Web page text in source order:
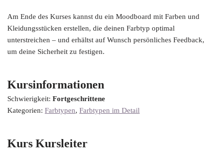
Am Ende des Kurses kannst du ein Moodboard mit Farben und
Kleidungsstücken erstellen, die deinen Farbtyp optimal
unterstreichen – und erhältst auf Wunsch persönliches Feedback,
um deine Sicherheit zu festigen.
Kursinformationen
Schwierigkeit: Fortgeschrittene
Kategorien: Farbtypen, Farbtypen im Detail
Kurs Kursleiter